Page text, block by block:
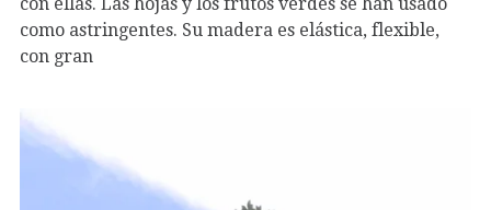
como astringentes. Su madera es elástica, flexible,
con gran